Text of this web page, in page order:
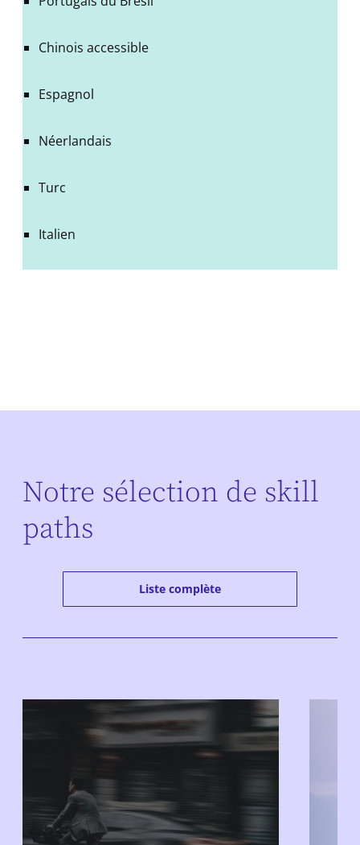
Chinois accessible
Espagnol
Néerlandais
Turc
Italien
Notre sélection de skill
paths
Liste complète